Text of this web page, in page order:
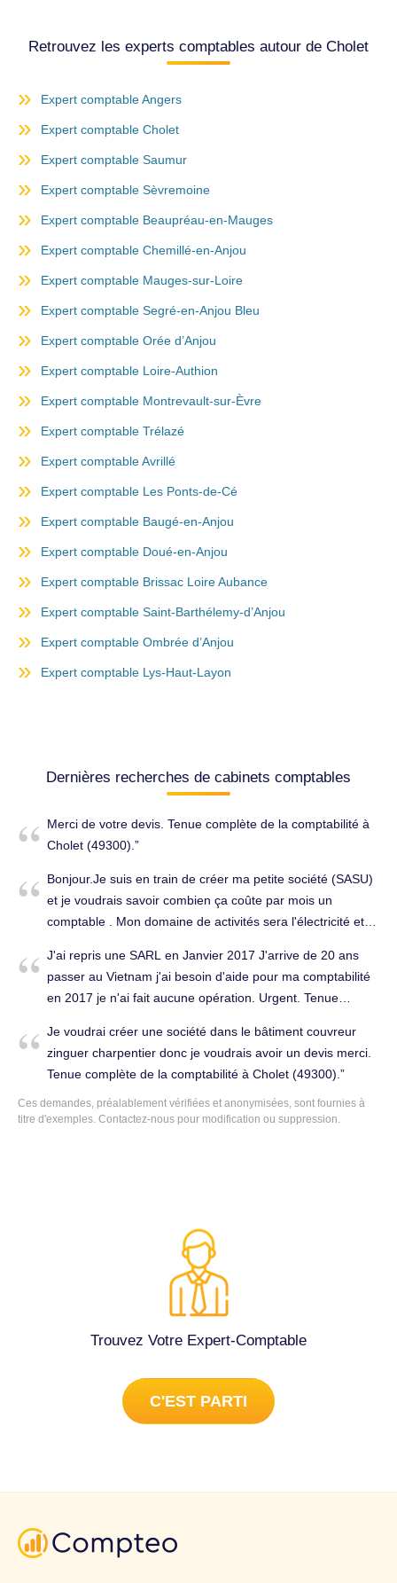
Retrouvez les experts comptables autour de Cholet
Expert comptable Angers
Expert comptable Cholet
Expert comptable Saumur
Expert comptable Sèvremoine
Expert comptable Beaupréau-en-Mauges
Expert comptable Chemillé-en-Anjou
Expert comptable Mauges-sur-Loire
Expert comptable Segré-en-Anjou Bleu
Expert comptable Orée d’Anjou
Expert comptable Loire-Authion
Expert comptable Montrevault-sur-Èvre
Expert comptable Trélazé
Expert comptable Avrillé
Expert comptable Les Ponts-de-Cé
Expert comptable Baugé-en-Anjou
Expert comptable Doué-en-Anjou
Expert comptable Brissac Loire Aubance
Expert comptable Saint-Barthélemy-d’Anjou
Expert comptable Ombrée d’Anjou
Expert comptable Lys-Haut-Layon
Dernières recherches de cabinets comptables
Merci de votre devis. Tenue complète de la comptabilité à
Cholet (49300).
Bonjour.Je suis en train de créer ma petite société (SASU)
et je voudrais savoir combien ça coûte par mois un
comptable . Mon domaine de activités sera l'électricité et je
Cholet (49300).
J'ai repris une SARL en Janvier 2017 J'arrive de 20 ans
passer au Vietnam j'ai besoin d'aide pour ma comptabilité
en 2017 je n'ai fait aucune opération. Urgent. Tenue
Je voudrai créer une société dans le bâtiment couvreur
zinguer charpentier donc je voudrais avoir un devis merci.
Tenue complète de la comptabilité à Cholet (49300).
Ces demandes, préalablement vérifiées et anonymisées, sont fournies à
titre d'exemples. Contactez-nous pour modification ou suppression.
Trouvez Votre Expert-Comptable
C'EST PARTI